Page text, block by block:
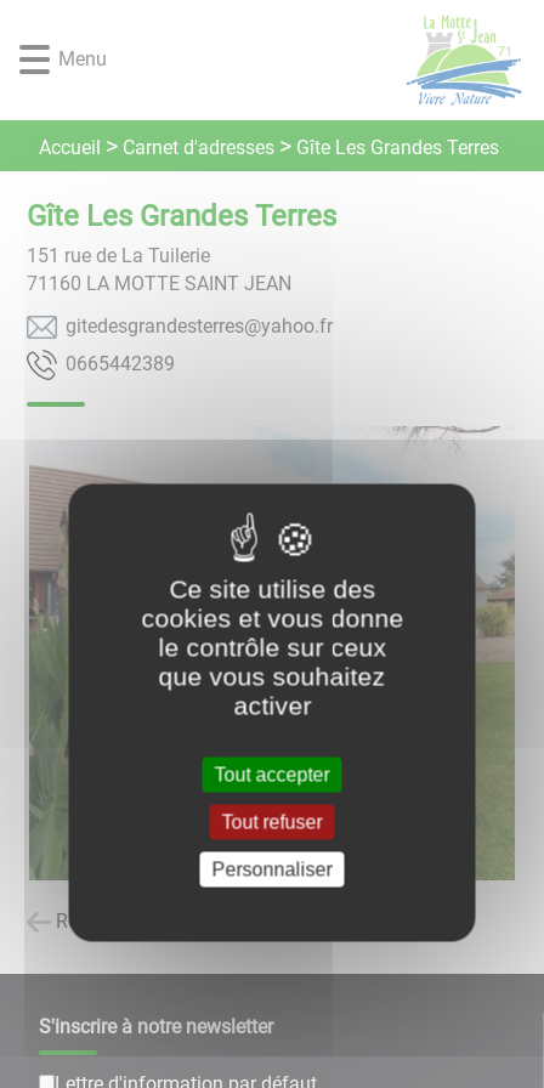
d'accès
rapide
menu
d'accès
rapide
contenu
principal
d'accès
rapide
la
recherche
d'accès
rapide
pied
Menu
Accueil Carnet d'adresses Gîte Les Grandes Terres
Gîte Les Grandes Terres
151 rue de La Tuilerie
71160 LA MOTTE SAINT JEAN
rf.oohay@serretsednargsedetig
9832445660
Retour à la liste des carnets d'adresses
S'inscrire à notre newsletter
Ce site utilise des
cookies et vous donne
le contrôle sur ceux
que vous souhaitez
activer
Tout accepter
Tout refuser
Personnaliser